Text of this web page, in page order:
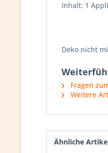
Inhalt: 1
Deko nicht
Fragen
Weitere
Ähnliche